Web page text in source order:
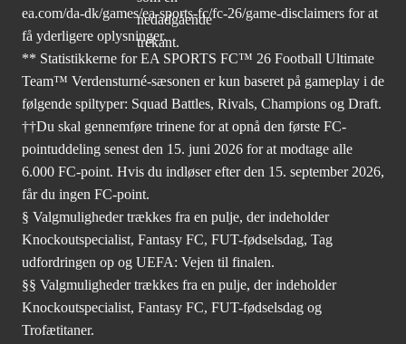
ea.com/da-dk/games/ea-sports-fc/fc-26/game-disclaimers for at
få yderligere oplysninger.
** Statistikkerne for EA SPORTS FC™ 26 Football Ultimate
Team™ Verdensturné-sæsonen er kun baseret på gameplay i de
følgende spiltyper: Squad Battles, Rivals, Champions og Draft.
††Du skal gennemføre trinene for at opnå den første FC-
pointuddeling senest den 15. juni 2026 for at modtage alle
6.000 FC-point. Hvis du indløser efter den 15. september 2026,
får du ingen FC-point.
§ Valgmuligheder trækkes fra en pulje, der indeholder
Knockoutspecialist, Fantasy FC, FUT-fødselsdag, Tag
udfordringen op og UEFA: Vejen til finalen.
§§ Valgmuligheder trækkes fra en pulje, der indeholder
Knockoutspecialist, Fantasy FC, FUT-fødselsdag og
Trofætitaner.